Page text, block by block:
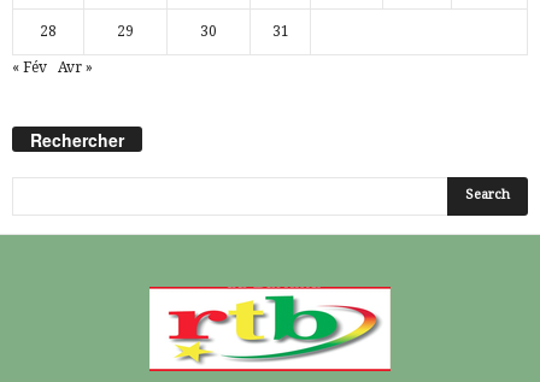
28 29 30 31
« Fév Avr »
Rechercher